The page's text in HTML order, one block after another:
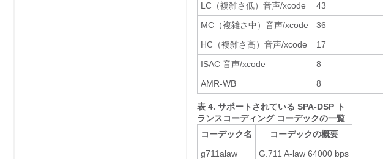
LC（複雑さ低）音声/xcode
43
MC（複雑さ中）音声/xcode
36
HC（複雑さ高）音声/xcode
17
ISAC 音声/xcode
8
AMR-WB
8
表 4. サポートされている SPA-DSP ト
ランスコーディング コーデックの一覧
コーデック名
コーデックの概要
g711alaw
G.711 A-law 64000 bps